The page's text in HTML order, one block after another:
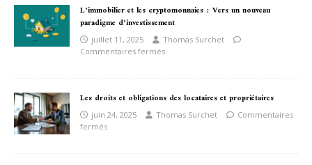
L’immobilier et les cryptomonnaies : Vers un nouveau
paradigme d’investissement
juillet 11, 2025
Thomas Surchet
Commentaires fermés
Les droits et obligations des locataires et propriétaires
juin 24, 2025 Thomas Surchet
Commentaires
fermés